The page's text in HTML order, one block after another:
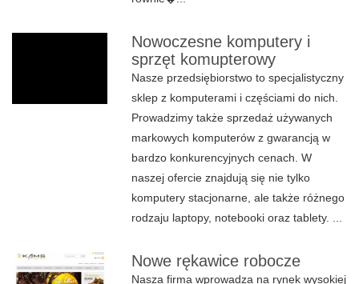
Nowoczesne komputery i
sprzęt komupterowy
Nasze przedsiębiorstwo to specjalistyczny
sklep z komputerami i częściami do nich.
Prowadzimy także sprzedaż używanych
markowych komputerów z gwarancją w
bardzo konkurencyjnych cenach. W
naszej ofercie znajdują się nie tylko
komputery stacjonarne, ale także różnego
rodzaju laptopy, notebooki oraz tablety. ...
Nowe rękawice robocze
Nasza firma wprowadza na rynek wysokiej